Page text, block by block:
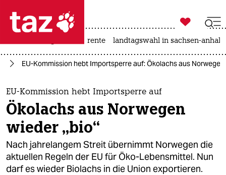
 taz zahl ich
taz zahl ich
themen
politik
öko
gesellschaft

taz zahl ich
rente landtagswahl in sachsen-anhalt
EU-Kommission hebt Importsperre auf: Ökolachs aus Norwegen
EU-Kommission hebt Importsperre auf
Ökolachs aus Norwegen
wieder „bio“
Nach jahrelangem Streit übernimmt Norwegen die
aktuellen Regeln der EU für Öko-Lebensmittel. Nun
darf es wieder Biolachs in die Union exportieren.